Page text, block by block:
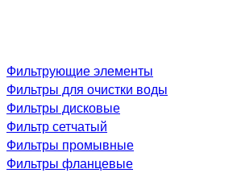
Фильтрующие элементы
Фильтры для очистки воды
Фильтры дисковые
Фильтр сетчатый
Фильтры промывные
Фильтры фланцевые